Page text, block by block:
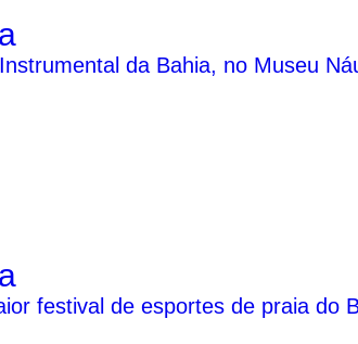
da Bahia, no Museu
festival de esportes de praia do